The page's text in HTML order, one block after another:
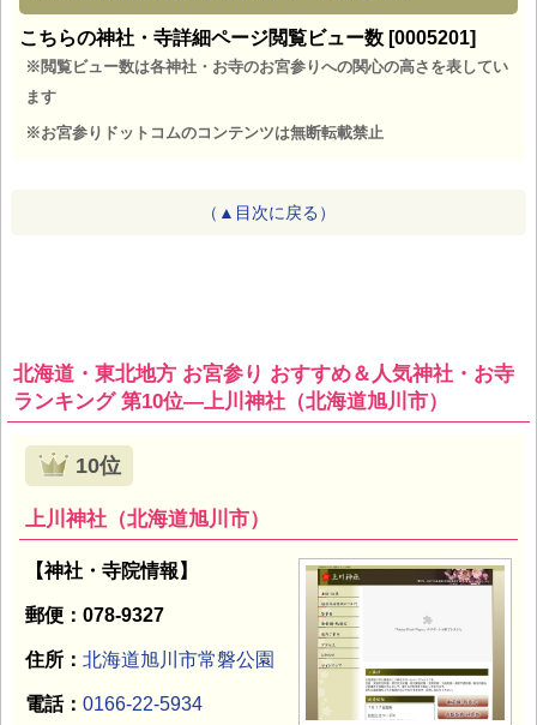
こちらの神社・寺詳細ページ閲覧ビュー数 [0005201]
※閲覧ビュー数は各神社・お寺のお宮参りへの関心の高さを表してい
ます
※お宮参りドットコムのコンテンツは無断転載禁止
（▲目次に戻る）
北海道・東北地方 お宮参り おすすめ＆人気神社・お寺
ランキング 第10位―上川神社（北海道旭川市）
10位
上川神社（北海道旭川市）
【神社・寺院情報】
郵便：078-9327
住所： 北海道旭川市常磐公園
電話： 0166-22-5934